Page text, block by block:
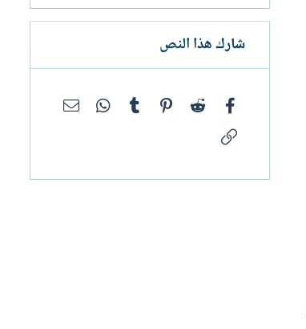
شارك هذا النص
فيسبوك Reddit
Pinterest
Tumblr
WhatsApp